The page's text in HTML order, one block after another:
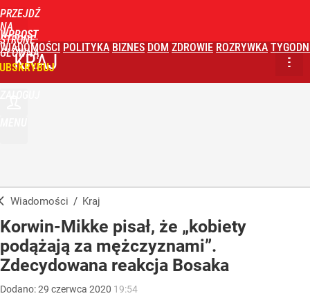
PRZEJDŹ
NA
STRONĘ
GŁÓWNĄ
WPROST
WIADOMOŚCI POLITYKA BIZNES DOM ZDROWIE ROZRYWKA
KRAJ
Wiadomości / Kraj
Korwin-Mikke pisał, że „kobiety
podążają za mężczyznami”.
Zdecydowana reakcja Bosaka
Dodano:29 czerwca 2020 19:54